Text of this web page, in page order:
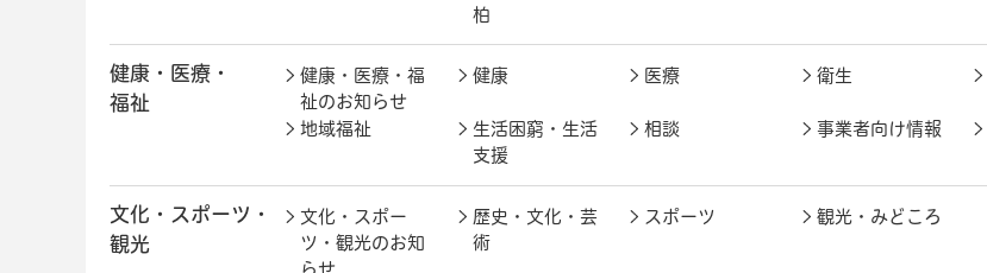
柏
健康・医療・
福祉
健康・医療・福
祉のお知らせ
健康 医療 衛生
地域福祉
生活困窮・生活
支援
相談 事業者向け情報
文化・スポーツ・
観光
文化・スポー
ツ・観光のお知
らせ
歴史・文化・芸
術
スポーツ 観光・みどころ